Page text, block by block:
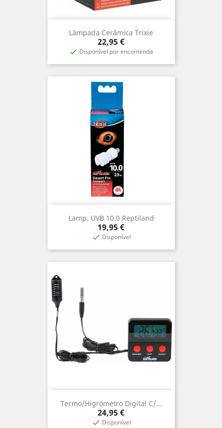
Lâmpada Cerâmica Trixie
Preço
22,95 €
 Disponível por encomenda
Lamp. UVB 10.0 Reptiland
Preço
19,95 €
 Disponível
Termo/Higrómetro Digital C/...
Preço
24,95 €
 Disponível